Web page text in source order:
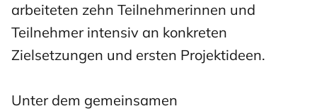
arbeiteten zehn Teilnehmerinnen und
Teilnehmer intensiv an konkreten
Zielsetzungen und ersten Projektideen.
Unter dem gemeinsamen